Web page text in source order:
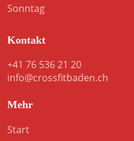
Sonntag
Kontakt
+41 76 536 21 20
info@crossfitbaden.ch
Mehr
Start